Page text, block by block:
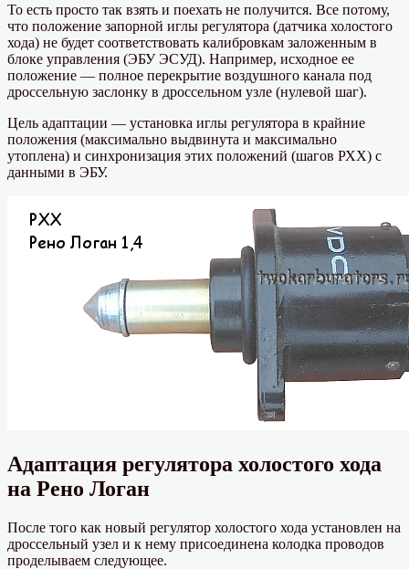
То есть просто так взять и поехать не получится. Все потому,
что положение запорной иглы регулятора (датчика холостого
хода) не будет соответствовать калибровкам заложенным в
блоке управления (ЭБУ ЭСУД). Например, исходное ее
положение — полное перекрытие воздушного канала под
дроссельную заслонку в дроссельном узле (нулевой шаг).
Цель адаптации — установка иглы регулятора в крайние
положения (максимально выдвинута и максимально
утоплена) и синхронизация этих положений (шагов РХХ) с
данными в ЭБУ.
Адаптация регулятора холостого хода
на Рено Логан
После того как новый регулятор холостого хода установлен на
дроссельный узел и к нему присоединена колодка проводов
проделываем следующее.